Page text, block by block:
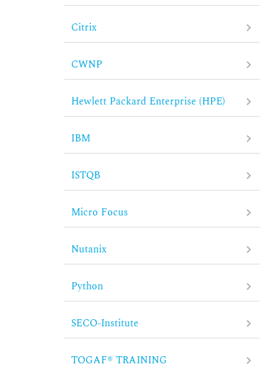
Citrix
CWNP
Hewlett Packard Enterprise (HPE)
IBM
ISTQB
Micro Focus
Nutanix
Python
SECO-Institute
TOGAF® TRAINING